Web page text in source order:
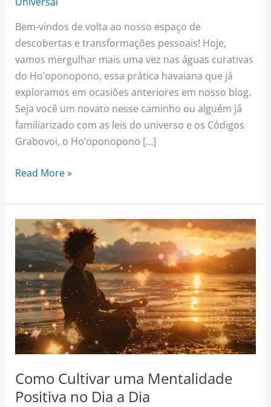
Bem-vindos de volta ao nosso espaço de
descobertas e transformações pessoais! Hoje,
vamos mergulhar mais uma vez nas águas curativas
do Ho’oponopono, essa prática havaiana que já
exploramos em ocasiões anteriores em nosso blog.
Seja você um novato nesse caminho ou alguém já
familiarizado com as leis do universo e os Códigos
Grabovoi, o Ho’oponopono […]
Read More »
Como Cultivar uma Mentalidade
Positiva no Dia a Dia
Como
Cultivar
uma
Mentalidade
Positiva
no
Dia
a
Dia